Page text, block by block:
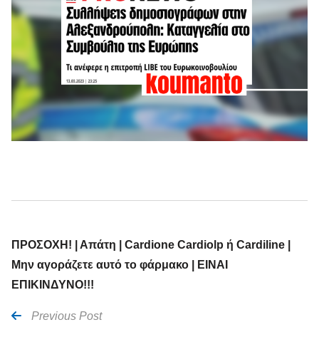
ΠΡΟΣΟΧΗ! | Απάτη | Cardione Cardiolp ή Cardiline |
Μην αγοράζετε αυτό το φάρμακο | ΕΙΝΑΙ
ΕΠΙΚΙΝΔΥΝΟ!!!
Previous Post